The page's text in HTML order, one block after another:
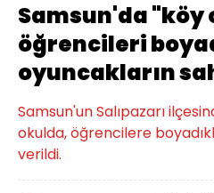
Samsun'da "köy
öğrencileri
oyuncakların
Samsun'un Salıpazarı
okulda, öğrencilere
verildi.